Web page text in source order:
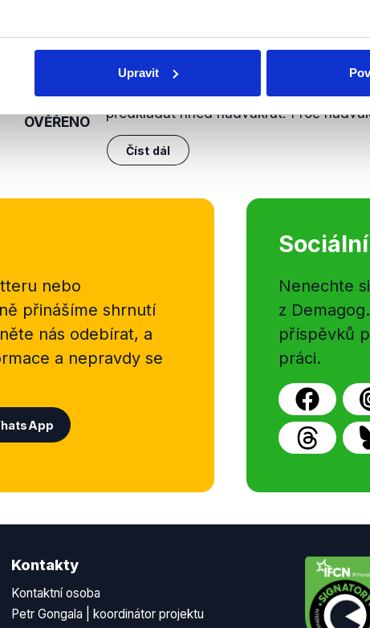
Upravit
OVĚŘENO
3. září 2021
Miloslava Vostrá v Interview ČT24
státního rozpočtu na příští rok, který
předkládat hned nadvakrát. Proč
Číst dál
nebo
přinášíme shrnutí
nás odebírat, a
a nepravdy se
Nenechte
z
příspěvků
práci.
Kontakty
Kontaktní osoba
Petr Gongala | koordinátor projektu